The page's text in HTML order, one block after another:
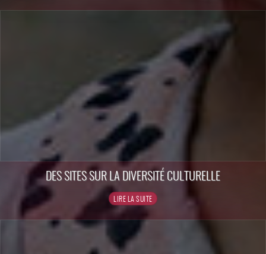
DES SITES SUR LA DIVERSITÉ CULTURELLE